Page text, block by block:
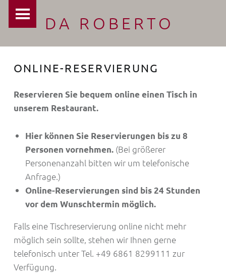
DA ROBERTO
ONLINE-RESERVIERUNG
Reservieren Sie bequem online einen Tisch in
unserem Restaurant.
Hier können Sie Reservierungen bis zu 8
Personen vornehmen. (Bei größerer
Personenanzahl bitten wir um telefonische
Anfrage.)
Online-Reservierungen sind bis 24 Stunden
vor dem Wunschtermin möglich.
Falls eine Tischreservierung online nicht mehr
möglich sein sollte, stehen wir Ihnen gerne
telefonisch unter Tel. +49 6861 8299111 zur
Verfügung.